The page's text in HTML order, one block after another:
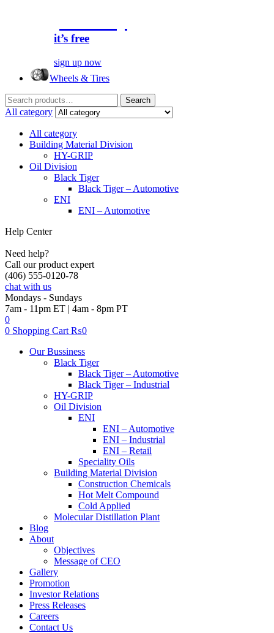
it’s free
sign up now
Wheels & Tires
Search
for:
Search
All category
All category
Building Material Division
HY-GRIP
Oil Division
Black Tiger
Black Tiger – Automotive
ENI
ENI – Automotive
Help Center
Need help?
Call our product expert
(406) 555-0120-78
chat with us
Mondays - Sundays
7am - 11pm ET | 4am - 8pm PT
0
0 Shopping Cart ₨0
Our Bussiness
Black Tiger
Black Tiger – Automotive
Black Tiger – Industrial
HY-GRIP
Oil Division
ENI
ENI – Automotive
ENI – Industrial
ENI – Retail
Speciality Oils
Building Material Division
Construction Chemicals
Hot Melt Compound
Cold Applied
Molecular Distillation Plant
Blog
About
Objectives
Message of CEO
Gallery
Promotion
Investor Relations
Press Releases
Careers
Contact Us